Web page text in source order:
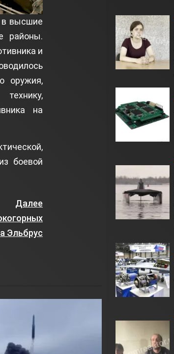
в высшие
районы.
и
оружия,
на
боевой
Далее
Эльбрус